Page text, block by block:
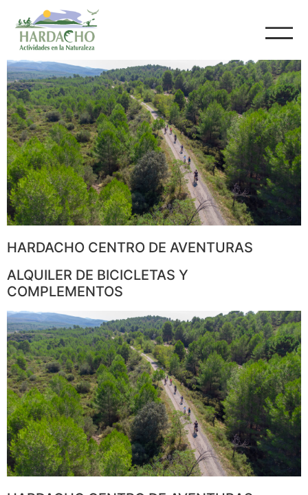
HARDACHO CENTRO DE AVENTURAS
ALQUILER DE BICICLETAS Y
COMPLEMENTOS